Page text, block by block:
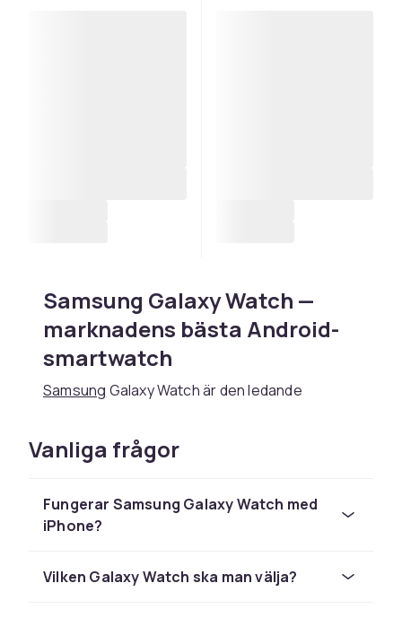
Samsung Galaxy Watch —
marknadens bästa Android-
smartwatch
Samsung Galaxy Watch är den ledande
och hälsospredning. Hos CDON hittar du hela
rundklockor till avancerade sportmodeller.
Samsung Galaxy Watch kör Wear OS med
gränssnitt med tillgång till Google Play
Watches app-butik. Google Assistant, Google
Vanliga frågor
Fungerar Samsung Galaxy Watch med
iPhone?
Vilken Galaxy Watch ska man välja?